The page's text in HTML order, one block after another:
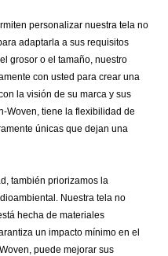
personalizar nuestra tela no
adaptarla a sus requisitos
grosor o el tamaño, nuestro
con usted para crear una
la visión de su marca y sus
Woven, tiene la flexibilidad de
únicas que dejan una
también priorizamos la
Nuestra tela no
hecha de materiales
un impacto mínimo en el
puede mejorar sus